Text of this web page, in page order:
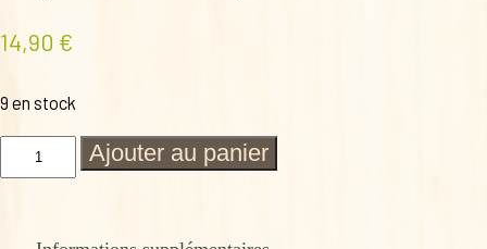
14,90 €
9 en stock
quantité
Ajouter au panier